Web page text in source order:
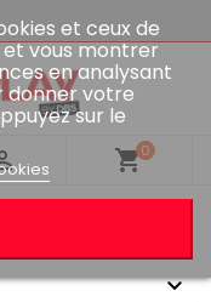
et ceux de
vous montrer
en analysant
donner votre
sur le
shopping_cart0